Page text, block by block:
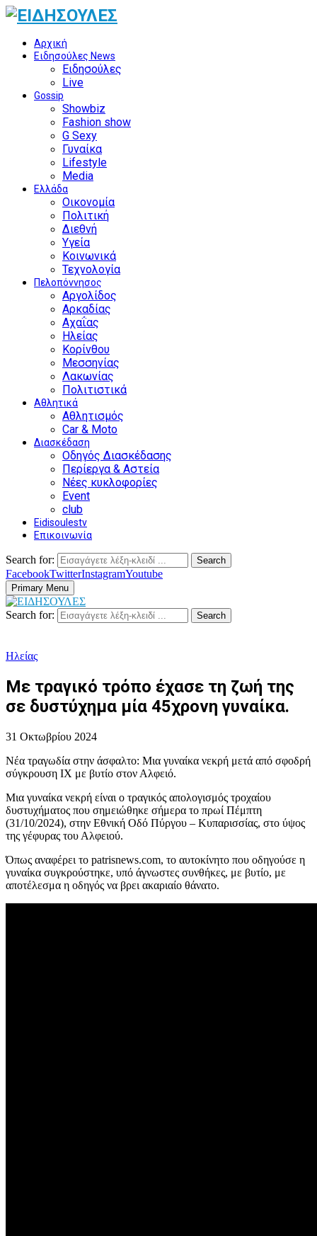
Αρχική
Ειδησούλες News
Ειδησούλες
Live
Gossip
Showbiz
Fashion show
G Sexy
Γυναίκα
Lifestyle
Media
Ελλάδα
Οικονομία
Πολιτική
Διεθνή
Υγεία
Κοινωνικά
Τεχνολογία
Πελοπόννησος
Αργολίδος
Αρκαδίας
Αχαΐας
Ηλείας
Κορίνθου
Μεσσηνίας
Λακωνίας
Πολιτιστικά
Αθλητικά
Αθλητισμός
Car & Moto
Διασκέδαση
Οδηγός Διασκέδασης
Περίεργα & Αστεία
Νέες κυκλοφορίες
Event
club
Eidisoulestv
Επικοινωνία
Search for: Search
FacebookTwitterInstagramYoutube
Primary Menu
Search for: Search
Ηλείας
Με τραγικό τρόπο έχασε τη ζωή της
σε δυστύχημα μία 45χρονη γυναίκα.
31 Οκτωβρίου 2024
Νέα τραγωδία στην άσφαλτο: Μια γυναίκα νεκρή μετά από σφοδρή
σύγκρουση ΙΧ με βυτίο στον Αλφειό.
Μια γυναίκα νεκρή είναι ο τραγικός απολογισμός τροχαίου
δυστυχήματος που σημειώθηκε σήμερα το πρωί Πέμπτη
(31/10/2024), στην Εθνική Οδό Πύργου – Κυπαρισσίας, στο ύψος
της γέφυρας του Αλφειού.
Όπως αναφέρει το patrisnews.com, το αυτοκίνητο που οδηγούσε η
γυναίκα συγκρούστηκε, υπό άγνωστες συνθήκες, με βυτίο, με
αποτέλεσμα η οδηγός να βρει ακαριαίο θάνατο.